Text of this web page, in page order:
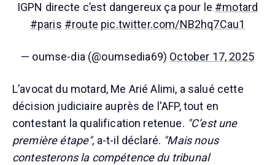
IGPN directe c’est dangereux ça pour le #motard
#paris #route pic.twitter.com/NB2hq7Cau1
— oumse-dia (@oumsedia69) October 17, 2025
L’avocat du motard, Me Arié Alimi, a salué cette
décision judiciaire auprès de l'AFP, tout en
contestant la qualification retenue. "C’est une
première étape", a-t-il déclaré. "Mais nous
contesterons la compétence du tribunal